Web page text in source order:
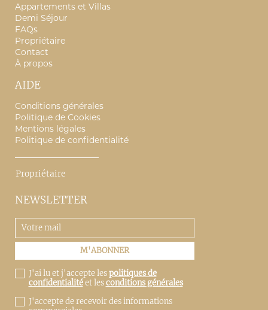
Appartements et Villas
Demi Séjour
FAQs
Propriétaire
Contact
À propos
AIDE
Conditions générales
Politique de Cookies
Mentions légales
Politique de confidentialité
Propriétaire
NEWSLETTER
J'ai lu et j'accepte lespolitiques de
confidentialitéet lesconditions générales
J'accepte de recevoir des informations